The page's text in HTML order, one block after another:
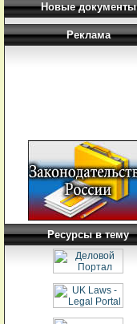
Новые документы
Реклама
Ресурсы в тему